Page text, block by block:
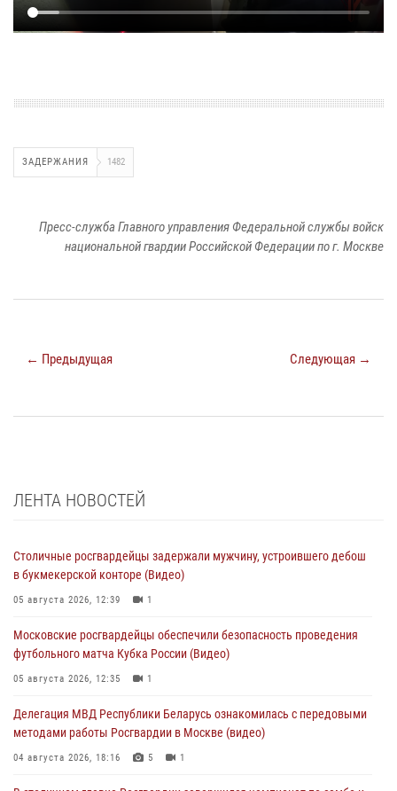
ЗАДЕРЖАНИЯ 1482
Пресс-служба Главного управления Федеральной службы войск
национальной гвардии Российской Федерации по г. Москве
← Предыдущая Следующая →
ЛЕНТА НОВОСТЕЙ
Столичные росгвардейцы задержали мужчину, устроившего дебош
в букмекерской конторе (Видео)
05 августа 2026, 12:39 1
Московские росгвардейцы обеспечили безопасность проведения
футбольного матча Кубка России (Видео)
05 августа 2026, 12:35 1
Делегация МВД Республики Беларусь ознакомилась с передовыми
методами работы Росгвардии в Москве (видео)
04 августа 2026, 18:16 5 1